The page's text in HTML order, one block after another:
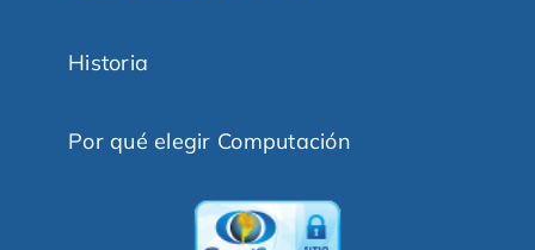
Historia
Por qué elegir Computación